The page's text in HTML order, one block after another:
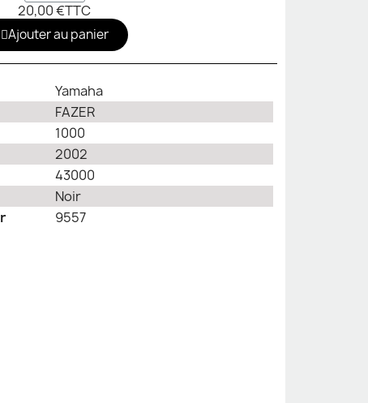
20,00 €TTC
Ajouter au panier
Yamaha
FAZER
1000
2002
43000
Noir
9557